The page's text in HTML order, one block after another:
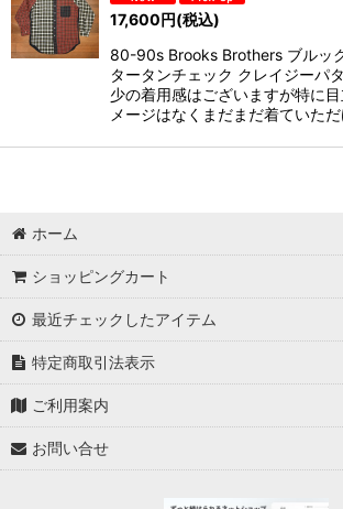
17,600円(税込)
80-90s Brooks Brothers ブルッ
タータンチェック クレイジーパ
少の着用感はございますが特に
メージはなくまだまだ着ていた
ホーム
ショッピングカート
最近チェックしたアイテム
特定商取引法表示
ご利用案内
お問い合せ